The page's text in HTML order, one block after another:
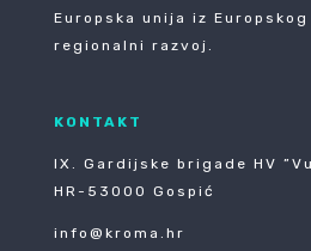
Europska unija iz Europskog
regionalni razvoj.
KONTAKT
IX. Gardijske brigade HV
HR-53000 Gospić
info@kroma.hr